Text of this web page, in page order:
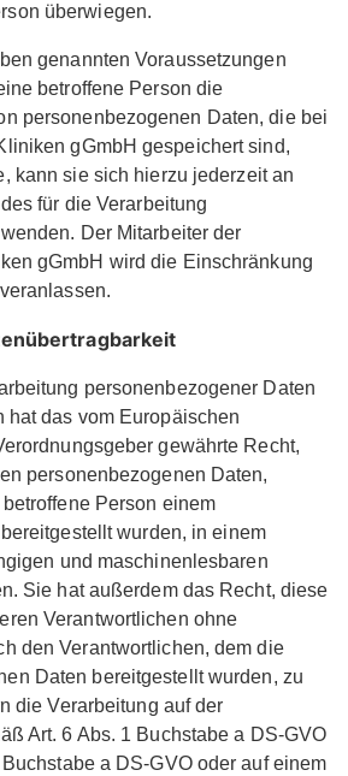
überwiegen.
genannten Voraussetzungen
betroffene Person die
personenbezogenen Daten, die bei
gGmbH gespeichert sind,
kann sie sich hierzu jederzeit an
für die Verarbeitung
Der Mitarbeiter der
gGmbH wird die Einschränkung
personenbezogener Daten
hat das vom Europäischen
gewährte Recht,
personenbezogenen Daten,
Person einem
wurden, in einem
und maschinenlesbaren
Sie hat außerdem das Recht, diese
Verantwortlichen ohne
den Verantwortlichen, dem die
Daten bereitgestellt wurden, zu
die Verarbeitung auf der
Art. 6 Abs. 1 Buchstabe a DS-GVO
a DS-GVO oder auf einem